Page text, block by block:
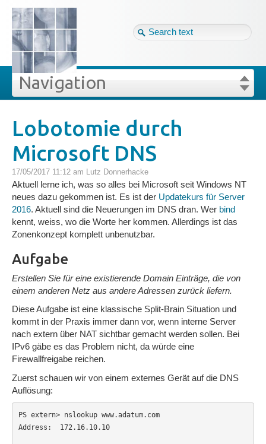
Tag cloud
Site map
Login
Forgot your password?
Navigation
Projekte
Veröffentlichungen
Blog
Impressum
GDPR
» Blog Lobotomie durch Microsoft DNS
Lobotomie durch
Microsoft DNS
17/05/2017 11:12 am Lutz Donnerhacke
Aktuell lerne ich, was so alles bei Microsoft seit Windows NT
neues dazu gekommen ist. Es ist der Updatekurs für Server
2016. Aktuell sind die Neuerungen im DNS dran. Wer bind
kennt, weiss, wo die Worte her kommen. Allerdings ist das
Zonenkonzept komplett unbenutzbar.
Aufgabe
Erstellen Sie für eine existierende Domain Einträge, die von
einem anderen Netz aus andere Adressen zurück liefern.
Diese Aufgabe ist eine klassische Split-Brain Situation und
kommt in der Praxis immer dann vor, wenn interne Server
nach extern über NAT sichtbar gemacht werden sollen. Bei
IPv6 gäbe es das Problem nicht, da würde eine
Firewallfreigabe reichen.
Zuerst schauen wir von einem externes Gerät auf die DNS
Auflösung:
PS extern> nslookup www.adatum.com
Address:  172.16.10.10